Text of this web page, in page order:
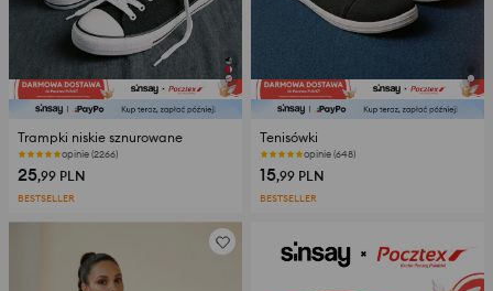
Trampki niskie sznurowane
opinie (2266)
25,99 PLN
BESTSELLER
Tenisówki
opinie (648)
15,99 PLN
BESTSELLER